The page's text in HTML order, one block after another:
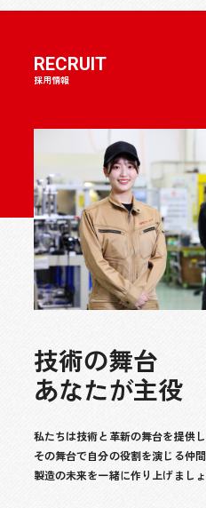
採用情報
RECRUIT
技術の舞台
あなたが主役
私たちは技術と革新の舞台を提供し
その舞台で自分の役割を演じる仲
製造の未来を一緒に作り上げましょ